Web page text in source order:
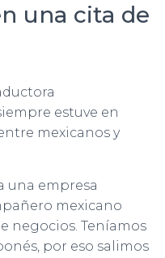
una cita de
estuve en
mexicanos y
una empresa
mexicano
negocios. Teníamos
por eso salimos